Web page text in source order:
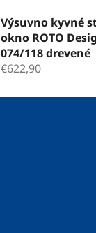
Výsuvno kyvné
okno ROTO
074/118 drevené
€622,90